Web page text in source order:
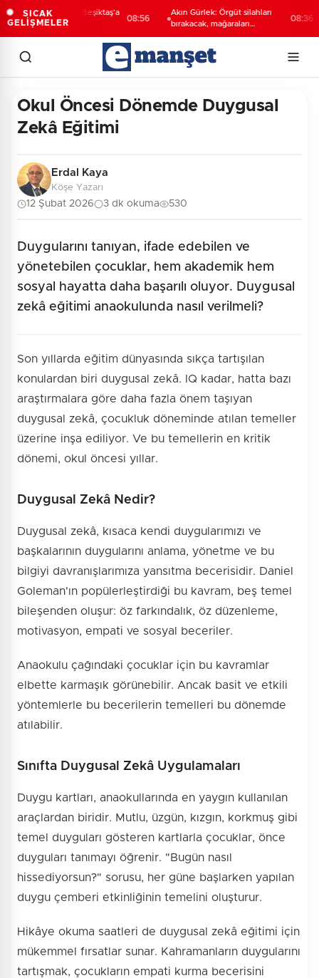
SICAK
GELİŞMELER
Lukaku Fener’e mi, Beşiktaş’a
mı geliyor?
08:56
Akın Gürlek: Örgüt silahları
bırakacak, mağaraları
08:36
Okul Öncesi Dönemde Duygusal
Zekâ Eğitimi
Erdal Kaya
Köşe Yazarı
12 Şubat 2026 3 dk okuma 530
Duygularını tanıyan, ifade edebilen ve
yönetebilen çocuklar, hem akademik hem
sosyal hayatta daha başarılı oluyor. Duygusal
zekâ eğitimi anaokulunda nasıl verilmeli?
Son yıllarda eğitim dünyasında sıkça tartışılan
konulardan biri duygusal zekâ. IQ kadar, hatta bazı
araştırmalara göre daha fazla önem taşıyan
duygusal zekâ, çocukluk döneminde atılan temeller
üzerine inşa ediliyor. Ve bu temellerin en kritik
dönemi, okul öncesi yıllar.
Duygusal Zekâ Nedir?
Duygusal zekâ, kısaca kendi duygularımızı ve
başkalarının duygularını anlama, yönetme ve bu
bilgiyi davranışlarımıza yansıtma becerisidir. Daniel
Goleman'ın popülerleştirdiği bu kavram, beş temel
bileşenden oluşur: öz farkındalık, öz düzenleme,
motivasyon, empati ve sosyal beceriler.
Anaokulu çağındaki çocuklar için bu kavramlar
elbette karmaşık görünebilir. Ancak basit ve etkili
yöntemlerle bu becerilerin temelleri bu dönemde
atılabilir.
Sınıfta Duygusal Zekâ Uygulamaları
Duygu kartları, anaokullarında en yaygın kullanılan
araçlardan biridir. Mutlu, üzgün, kızgın, korkmuş gibi
temel duyguları gösteren kartlarla çocuklar, önce
duyguları tanımayı öğrenir. "Bugün nasıl
hissediyorsun?" sorusu, her güne başlarken yapılan
duygu çemberi etkinliğinin temelini oluşturur.
Hikâye okuma saatleri de duygusal zekâ eğitimi için
mükemmel fırsatlar sunar. Kahramanların duygularını
tartışmak, çocukların empati kurma becerisini